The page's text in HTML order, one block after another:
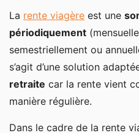
La rente viagère est une
périodiquement
semestriellement ou
s’agit d’une solution
retraite car la rente vient
manière régulière.
Dans le cadre de la rente